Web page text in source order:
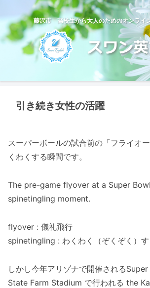
藤沢市 高校生から大人のためのオンライ
引き続き女性の活躍
スーパーボールの試合前の「フライオ
くわくする瞬間です。
The pre-game flyover at a Super
spinetingling moment.
flyover : 儀礼飛行
spinetingling : わくわく（ぞくぞく）す
しかし今年アリゾナで開催されるSuper
State Farm Stadium で行われる the